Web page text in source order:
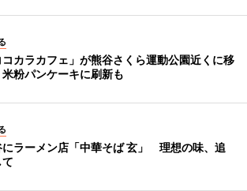
コカラカフェ」が熊谷さくら運動公園近くに移
粉パンケーキに刷新も
にラーメン店「中華そば 玄」 理想の味、追